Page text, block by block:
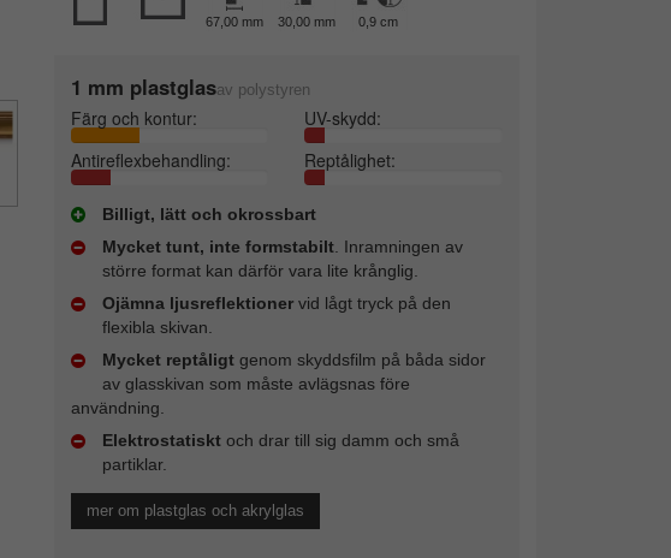
67,00 mm 30,00 mm 0,9 cm
1 mm plastglasav polystyren
Färg och kontur:
UV-skydd:
Antireflexbehandling:
Reptålighet:
Billigt, lätt och okrossbart
Mycket tunt, inte formstabilt. Inramningen av
större format kan därför vara lite krånglig.
Ojämna ljusreflektionervid lågt tryck på den
flexibla skivan.
Mycket reptåligtgenom skyddsfilm på båda sidor
av glasskivan som måste avlägsnas före
användning.
Elektrostatisktoch drar till sig damm och små
partiklar.
mer om plastglas och akrylglas